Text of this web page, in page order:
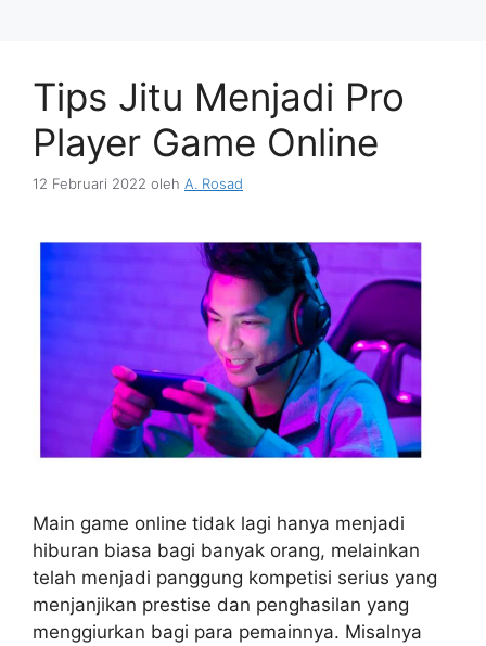
Tips Jitu Menjadi Pro
Player Game Online
12 Februari 2022 oleh A. Rosad
Main game online tidak lagi hanya menjadi
hiburan biasa bagi banyak orang, melainkan
telah menjadi panggung kompetisi serius yang
menjanjikan prestise dan penghasilan yang
menggiurkan bagi para pemainnya. Misalnya